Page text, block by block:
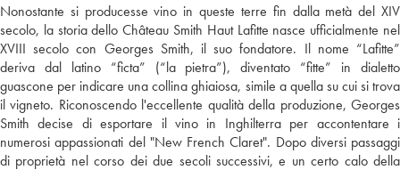
Nonostante si producesse vino in queste terre fin dalla metà del XIV
secolo, la storia dello Château Smith Haut Lafitte nasce ufficialmente nel
XVIII secolo con Georges Smith, il suo fondatore. Il nome “Lafitte”
deriva dal latino “ficta” (“la pietra”), diventato “fitte” in dialetto
guascone per indicare una collina ghiaiosa, simile a quella su cui si trova
il vigneto. Riconoscendo l'eccellente qualità della produzione, Georges
Smith decise di esportare il vino in Inghilterra per accontentare i
numerosi appassionati del "New French Claret". Dopo diversi passaggi
di proprietà nel corso dei due secoli successivi, e un certo calo della